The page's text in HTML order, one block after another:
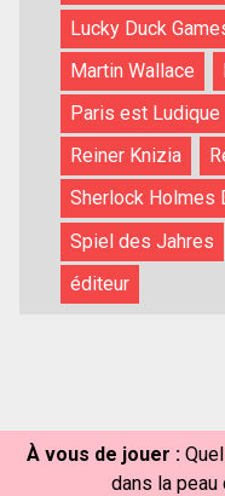
Lucky Duck
Martin Wallace
Paris est Ludique
Reiner Knizia
Sherlock Holmes
Spiel des Jahres
éditeur
À vous de jouer :
dans la